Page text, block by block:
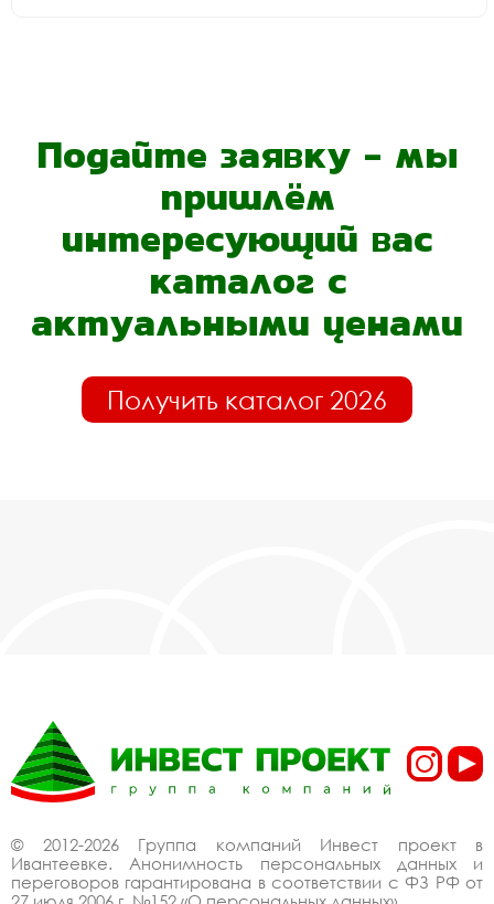
Подайте заявку - мы
пришлём
интересующий вас
каталог с
актуальными ценами
Получить каталог 2026
© 2012-2026 Группа компаний Инвест проект в
Ивантеевке. Анонимность персональных данных и
переговоров гарантирована в соответствии с ФЗ РФ от